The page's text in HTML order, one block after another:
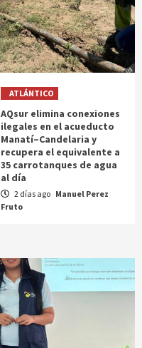
ATLÁNTICO
AQsur elimina conexiones
ilegales en el acueducto
Manatí–Candelaria y
recupera el equivalente a
35 carrotanques de agua
al día
2 días ago Manuel Perez
Fruto